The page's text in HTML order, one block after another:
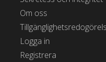
Om oss
Logga in
Registrera